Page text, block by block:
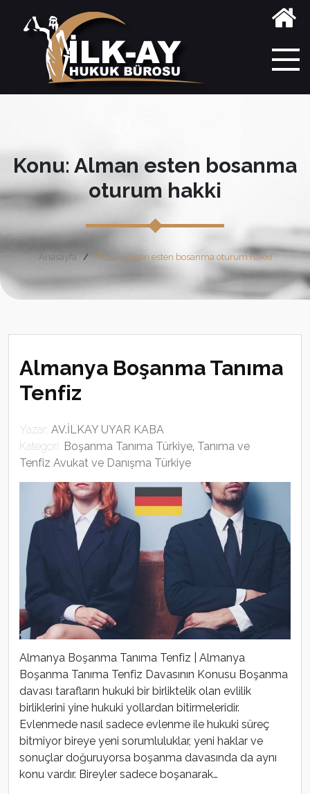
Konu: Alman esten bosanma
oturum hakki
Anasayfa Etiket: Alman esten bosanma oturum hakki
Almanya Boşanma Tanıma
Tenfiz
Yazar: AV.İLKAY UYAR KABA
Kategori: Boşanma Tanıma Türkiye, Tanıma ve
Tenfiz Avukat ve Danışma Türkiye
Almanya Boşanma Tanıma Tenfiz | Almanya
Boşanma Tanıma Tenfiz Davasının Konusu Boşanma
davası tarafların hukuki bir birliktelik olan evlilik
birliklerini yine hukuki yollardan bitirmeleridir.
Evlenmede nasıl sadece evlenme ile hukuki süreç
bitmiyor bireye yeni sorumluluklar, yeni haklar ve
sonuçlar doğuruyorsa boşanma davasında da aynı
konu vardır. Bireyler sadece boşanarak…